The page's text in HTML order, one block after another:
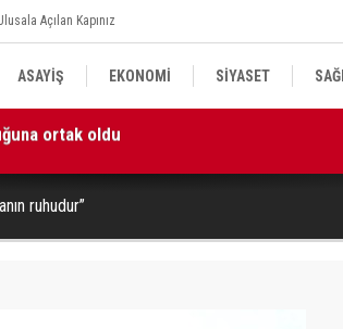
Açılan Kapınız
ASAYİŞ EKONOMİ SİYASET
ruhudur”